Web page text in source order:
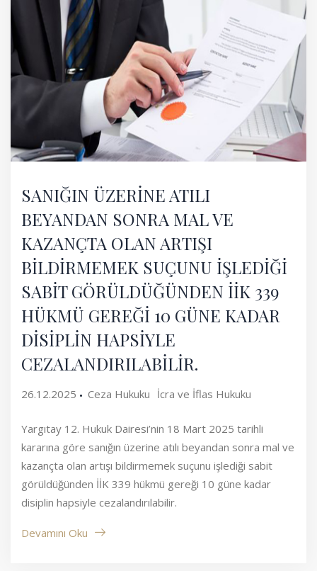
SANIĞIN ÜZERİNE ATILI
BEYANDAN SONRA MAL VE
KAZANÇTA OLAN ARTIŞI
BİLDİRMEMEK SUÇUNU İŞLEDİĞİ
SABİT GÖRÜLDÜĞÜNDEN İİK 339
HÜKMÜ GEREĞİ 10 GÜNE KADAR
DİSİPLİN HAPSİYLE
CEZALANDIRILABİLİR.
26.12.2025 Ceza Hukuku İcra ve İflas Hukuku
Yargıtay 12. Hukuk Dairesi’nin 18 Mart 2025 tarihli
kararına göre sanığın üzerine atılı beyandan sonra mal ve
kazançta olan artışı bildirmemek suçunu işlediği sabit
görüldüğünden İİK 339 hükmü gereği 10 güne kadar
disiplin hapsiyle cezalandırılabilir.
Devamını Oku